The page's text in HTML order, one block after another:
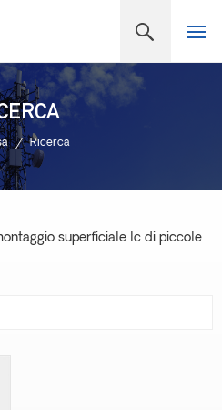
/ Ricerca
superficiale lc di piccole